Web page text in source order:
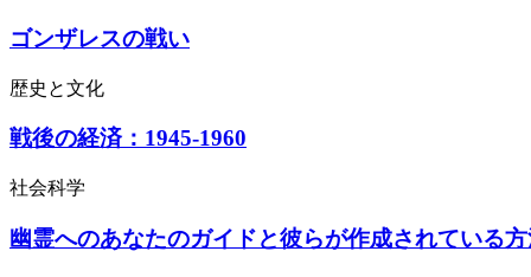
ゴンザレスの戦い
歴史と文化
戦後の経済：1945-1960
社会科学
幽霊へのあなたのガイドと彼らが作成されている